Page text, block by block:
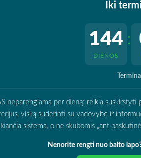
Iki
144
DIENOS
:
neparengiama per dieną: reikia suskirstyti
viską suderinti su vadovybe ir
sistema, o ne skubomis „ant
Nenorite rengti nuo balto